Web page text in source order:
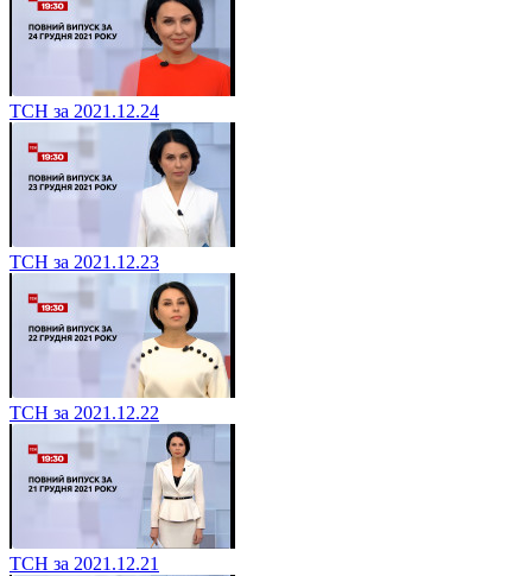
ТСН за 2021.12.24
ТСН за 2021.12.23
ТСН за 2021.12.22
ТСН за 2021.12.21